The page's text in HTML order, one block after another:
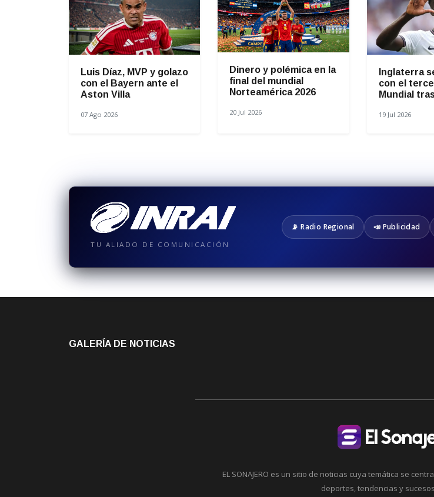
Luis Díaz, MVP y golazo
con el Bayern ante el
Aston Villa
07 Ago 2026
Dinero y polémica en la
final del mundial
Norteamérica 2026
20 Jul 2026
Inglaterra
con el
Mundial
19 Jul 2026
TU ALIADO DE COMUNICACIÓN
📡 Radio Regional 📣 Publicidad
GALERÍA DE NOTICIAS
EL SONAJERO es un sitio de noticias cuya temática se
deportes, tendencias y